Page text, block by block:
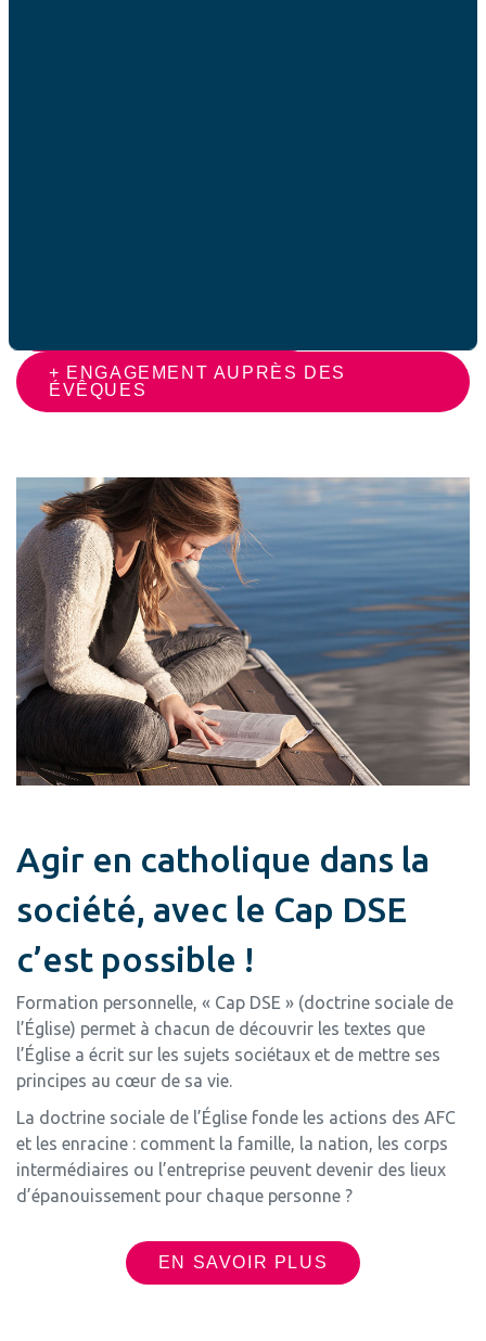
+ ENGAGEMENT AUPRÈS DES
ÉVÊQUES
Agir en catholique dans la
société, avec le Cap DSE
c’est possible !
Formation personnelle, « Cap DSE » (doctrine sociale de
l’Église) permet à chacun de découvrir les textes que
l’Église a écrit sur les sujets sociétaux et de mettre ses
principes au cœur de sa vie.
La doctrine sociale de l’Église fonde les actions des AFC
et les enracine : comment la famille, la nation, les corps
intermédiaires ou l’entreprise peuvent devenir des lieux
d’épanouissement pour chaque personne ?
EN SAVOIR PLUS